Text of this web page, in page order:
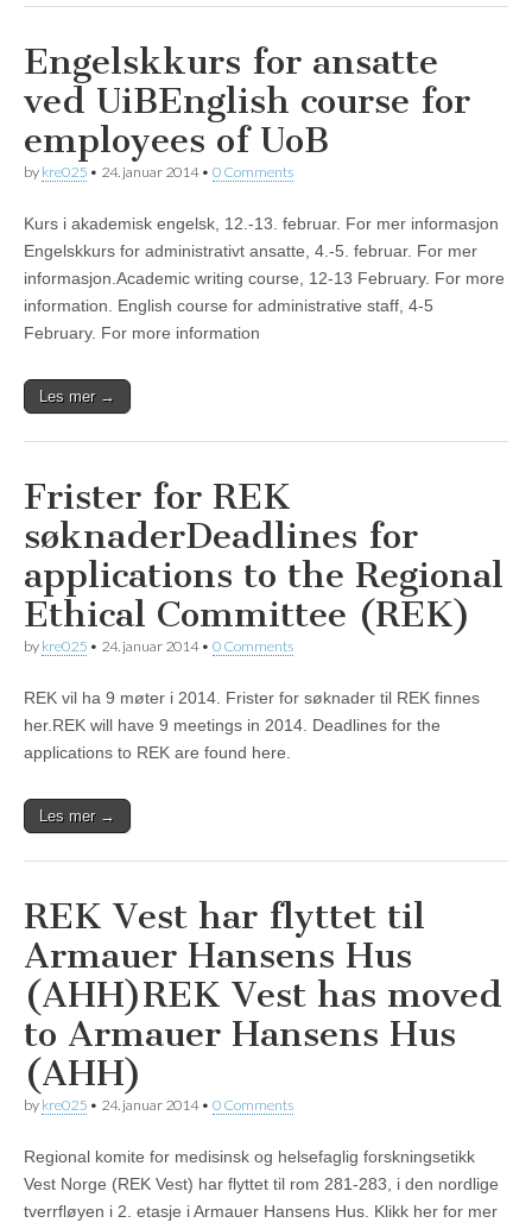
Engelskkurs for ansatte
ved UiBEnglish course for
employees of UoB
by kre025 • 24. januar 2014• 0 Comments
Kurs i akademisk engelsk, 12.-13. februar. For mer informasjon
Engelskkurs for administrativt ansatte, 4.-5. februar. For mer
informasjon.Academic writing course, 12-13 February. For more
information. English course for administrative staff, 4-5
February. For more information
Les mer →
Frister for REK
søknaderDeadlines for
applications to the Regional
Ethical Committee (REK)
by kre025 • 24. januar 2014• 0 Comments
REK vil ha 9 møter i 2014. Frister for søknader til REK finnes
her.REK will have 9 meetings in 2014. Deadlines for the
applications to REK are found here.
Les mer →
REK Vest har flyttet til
Armauer Hansens Hus
(AHH)REK Vest has moved
to Armauer Hansens Hus
(AHH)
by kre025 • 24. januar 2014• 0 Comments
Regional komite for medisinsk og helsefaglig forskningsetikk
Vest Norge (REK Vest) har flyttet til rom 281-283, i den nordlige
tverrfløyen i 2. etasje i Armauer Hansens Hus. Klikk her for mer